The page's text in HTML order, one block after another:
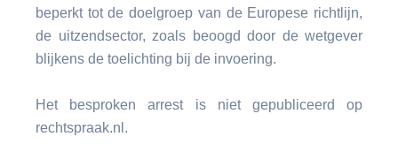
beperkt tot de doelgroep van de Europese richtlijn,
de uitzendsector, zoals beoogd door de wetgever
blijkens de toelichting bij de invoering.
Het besproken arrest is niet gepubliceerd op
rechtspraak.nl.